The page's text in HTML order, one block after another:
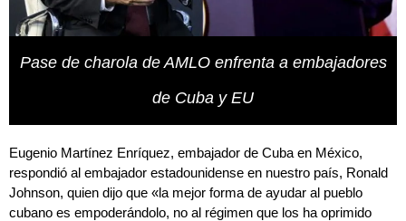
Pase de charola de AMLO enfrenta a embajadores
de Cuba y EU
Eugenio Martínez Enríquez, embajador de Cuba en México,
respondió al embajador estadounidense en nuestro país, Ronald
Johnson, quien dijo que «la mejor forma de ayudar al pueblo
cubano es empoderándolo, no al régimen que los ha oprimido